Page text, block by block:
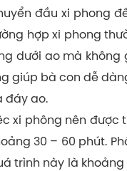
đầu xi phong
hợp xi phong
dưới ao mà không
giúp bà con dễ
đáy ao.
xi phông nên được
30 – 60 phút.
trình này là khoảng